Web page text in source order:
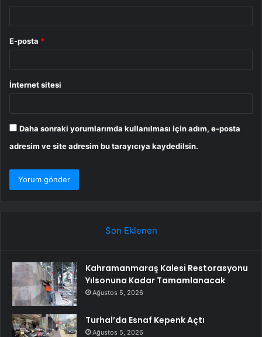
E-posta *
İnternet sitesi
Daha sonraki yorumlarımda kullanılması için adım, e-posta
adresim ve site adresim bu tarayıcıya kaydedilsin.
Son Eklenen
Kahramanmaraş Kalesi Restorasyonu
Yılsonuna Kadar Tamamlanacak
Ağustos 5, 2026
Turhal’da Esnaf Kepenk Açtı
Ağustos 5, 2026